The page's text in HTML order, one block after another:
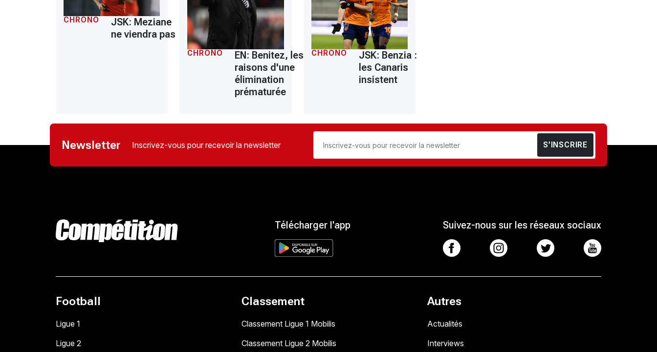
CHRONO
JSK: Meziane
ne viendra pas
CHRONO
EN: Benitez, les
raisons d'une
élimination
prématurée
CHRONO
JSK: Benzia :
les Canaris
insistent
Newsletter Inscrivez-vous pour recevoir la newsletter S’INSCRIRE
Télécharger l'app Suivez-nous sur les réseaux sociaux
Football
Ligue 1
Ligue 2
Classement
Classement Ligue 1 Mobilis
Classement Ligue 2 Mobilis
Autres
Actualités
Interviews